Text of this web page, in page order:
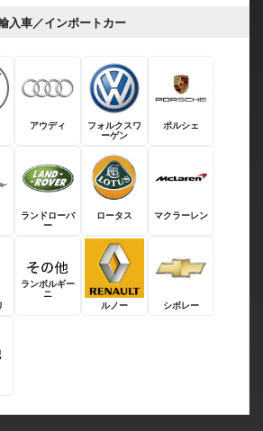
入車／インポートカー
アウディ
フォルクスワ
ーゲン
ポルシェ
ランドローバ
ー
ロータス マクラーレン
ランボルギー
ニ
ルノー
シボレー